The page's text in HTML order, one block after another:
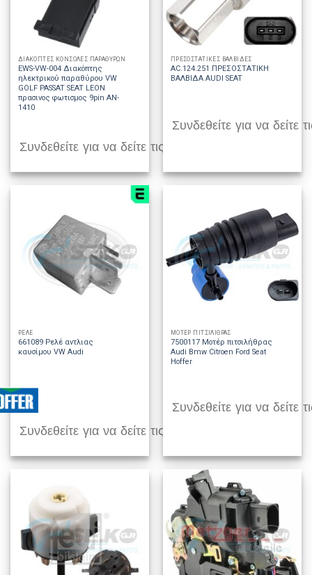
ΔΙΑΚΟΠΤΕΣ ΚΟΝΣΟΛΕΣ ΠΑΡΑΘΥΡΩΝ
EWS-VW-004 Διακόπτης
ηλεκτρικού παραθύρου VW
GOLF PASSAT SEAT LEON
πρασινος φωτισμος 9pin AN-
1410
Συνδεθείτε για να δείτε τις τιμές
ΠΡΕΣΟΣΤΑΤΙΚΕΣ ΒΑΛΒΙΔΕΣ
AC.124.251 ΠΡΕΣΟΣΤΑΤΙΚΗ
ΒΑΛΒΙΔΑ AUDI SEAT
Συνδεθείτε για να δείτε
ΡΕΛΕ
661089 Ρελέ αντλιας
καυσίμου VW Audi
Συνδεθείτε για να δείτε τις τιμές
ΜΟΤΕΡ ΠΙΤΣΙΛΙΘΡΑΣ
7500117 Μοτέρ πιτσιλήθρας
Audi Bmw Citroen Ford Seat
Hoffer
Συνδεθείτε για να δείτε